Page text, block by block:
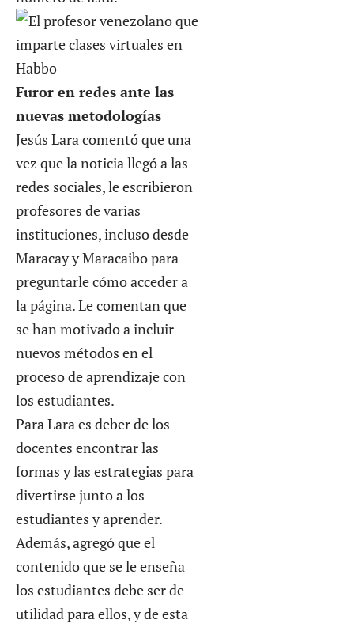
Furor en redes ante las
nuevas metodologías
Jesús Lara comentó que una
vez que la noticia llegó a las
redes sociales, le escribieron
profesores de varias
instituciones, incluso desde
Maracay y Maracaibo para
preguntarle cómo acceder a
la página. Le comentan que
se han motivado a incluir
nuevos métodos en el
proceso de aprendizaje con
los estudiantes.
Para Lara es deber de los
docentes encontrar las
formas y las estrategias para
divertirse junto a los
estudiantes y aprender.
Además, agregó que el
contenido que se le enseña
los estudiantes debe ser de
utilidad para ellos, y de esta